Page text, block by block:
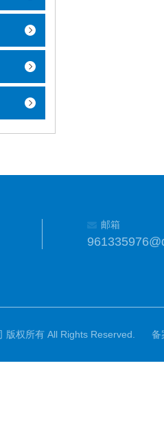
邮箱
权所有 All Rights Reserved. 备